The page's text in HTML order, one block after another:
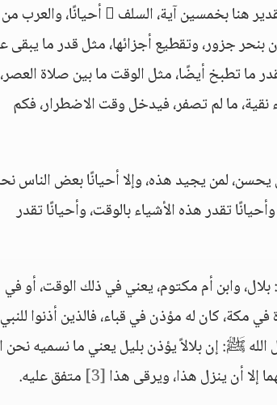
والإنسان ينبغي أن يحتاط للعبادة، وإذا سمع الأذان يتوقف، والتقدير هنا بخمسين آية، السلف  أحيانًا، والعرب من
جزور، وتقطيع أجزائها، مثل قدر ما يبقى
ما تطبخ أيضًا، مثل الوقت ما بين صلاة العصر،
ما لم تصفر، فيدخل وقت الاضطرار، فكم
لمن يجيد هذه، وإلا أحيانًا بعض الناس
تقدر هذه الأشياء بالوقت، وأحيانًا تقدر
وابن أم مكتوم، يعني في ذلك الوقت، أو في
في مكة، كان له مؤذن في قباء، فالذين أذنوا
ﷺ: إن بلالاً يؤذن بليل يعني ما نسميه نحن
إلا أن ينزل هذا، ويرقى هذا[3]
متفق عليه.